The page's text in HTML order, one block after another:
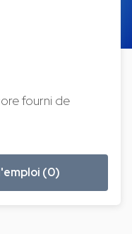
fourni de
(0)